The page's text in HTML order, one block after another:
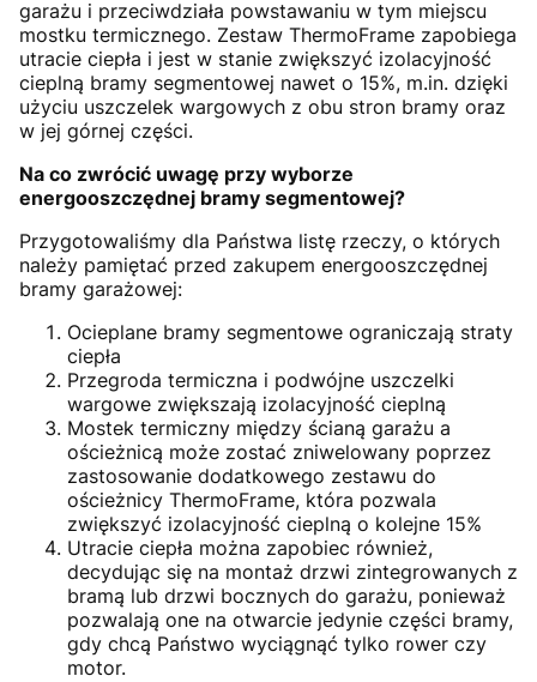
garażu i przeciwdziała powstawaniu w tym miejscu
mostku termicznego. Zestaw ThermoFrame zapobiega
utracie ciepła i jest w stanie zwiększyć izolacyjność
cieplną bramy segmentowej nawet o 15%, m.in. dzięki
użyciu uszczelek wargowych z obu stron bramy oraz
w jej górnej części.
Na co zwrócić uwagę przy wyborze
energooszczędnej bramy segmentowej?
Przygotowaliśmy dla Państwa listę rzeczy, o których
należy pamiętać przed zakupem energooszczędnej
bramy garażowej:
Ocieplane bramy segmentowe ograniczają straty
ciepła
Przegroda termiczna i podwójne uszczelki
wargowe zwiększają izolacyjność cieplną
Mostek termiczny między ścianą garażu a
ościeżnicą może zostać zniwelowany poprzez
zastosowanie dodatkowego zestawu do
ościeżnicy ThermoFrame, która pozwala
zwiększyć izolacyjność cieplną o kolejne 15%
Utracie ciepła można zapobiec również,
decydując się na montaż drzwi zintegrowanych z
bramą lub drzwi bocznych do garażu, ponieważ
pozwalają one na otwarcie jedynie części bramy,
gdy chcą Państwo wyciągnąć tylko rower czy
motor.